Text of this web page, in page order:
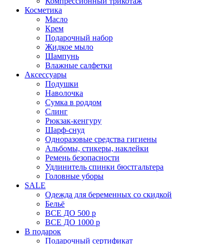
Косметика
Масло
Крем
Подарочный набор
Жидкое мыло
Шампунь
Влажные салфетки
Аксессуары
Подушки
Наволочка
Сумка в роддом
Cлинг
Рюкзак-кенгуру
Шарф-снуд
Одноразовые средства гигиены
Альбомы, стикеры, наклейки
Ремень безопасности
Удлинитель спинки бюстгальтера
Головные уборы
SALE
Одежда для беременных со скидкой
Бельё
ВСЕ ДО 500 р
ВСЕ ДО 1000 р
В подарок
Подарочный сертификат